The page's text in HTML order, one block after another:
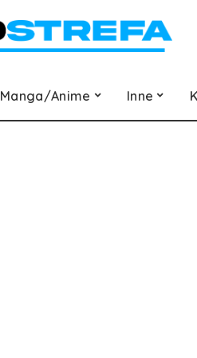
Manga/Anime Inne